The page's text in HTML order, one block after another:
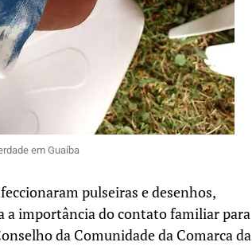
em Guaíba
pulseiras e desenhos,
a importância do contato familiar para
da Comunidade da Comarca da